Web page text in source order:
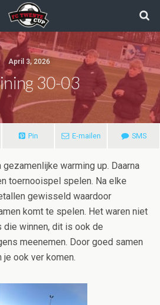
April 3, 2026
30-03
Pin E-mailen SMS
warming up. Daarna
toernooispel spelen. Na elke
gewisseld waardoor
komt te spelen. Het waren niet
winnen, dit is ook de
meenemen. Door goed samen
ook ver komen.